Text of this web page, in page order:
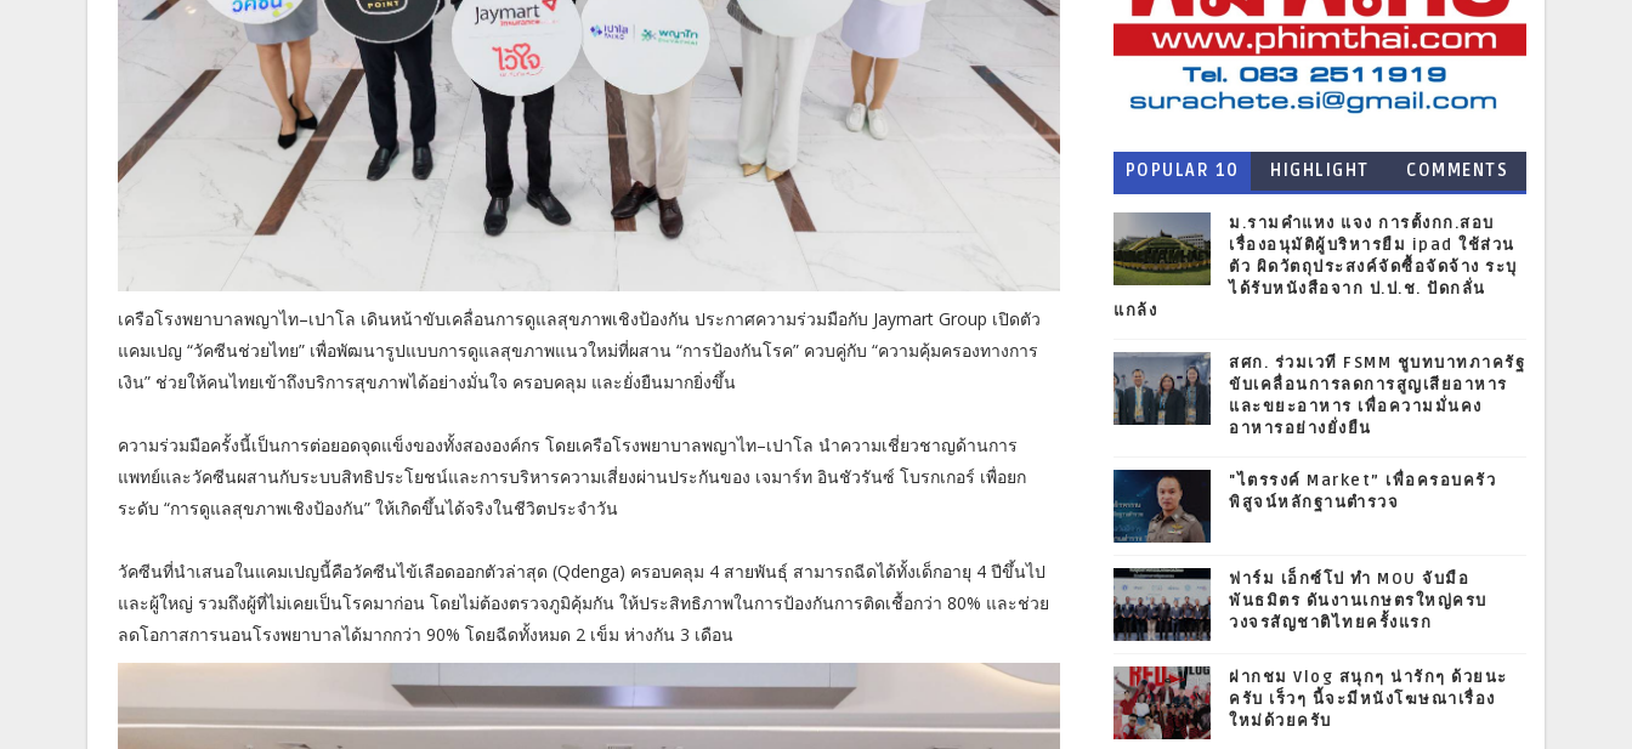
เครือโรงพยาบาลพญาไท–เปาโล เดินหน้าขับเคลื่อนการดูแลสุขภาพเชิงป้องกัน ประกาศความร่วมมือกับ Jaymart Group เปิดตัว
แคมเปญ “วัคซีนช่วยไทย” เพื่อพัฒนารูปแบบการดูแลสุขภาพแนวใหม่ที่ผสาน “การป้องกันโรค” ควบคู่กับ “ความคุ้มครองทางการ
เงิน” ช่วยให้คนไทยเข้าถึงบริการสุขภาพได้อย่างมั่นใจ ครอบคลุม และยั่งยืนมากยิ่งขึ้น
ความร่วมมือครั้งนี้เป็นการต่อยอดจุดแข็งของทั้งสององค์กร โดยเครือโรงพยาบาลพญาไท–เปาโล นำความเชี่ยวชาญด้านการ
แพทย์และวัคซีนผสานกับระบบสิทธิประโยชน์และการบริหารความเสี่ยงผ่านประกันของ เจมาร์ท อินชัวรันซ์ โบรกเกอร์ เพื่อยก
ระดับ “การดูแลสุขภาพเชิงป้องกัน” ให้เกิดขึ้นได้จริงในชีวิตประจำวัน
วัคซีนที่นำเสนอในแคมเปญนี้คือวัคซีนไข้เลือดออกตัวล่าสุด (Qdenga) ครอบคลุม 4 สายพันธุ์ สามารถฉีดได้ทั้งเด็กอายุ 4 ปีขึ้นไป
และผู้ใหญ่ รวมถึงผู้ที่ไม่เคยเป็นโรคมาก่อน โดยไม่ต้องตรวจภูมิคุ้มกัน ให้ประสิทธิภาพในการป้องกันการติดเชื้อกว่า 80% และช่วย
ลดโอกาสการนอนโรงพยาบาลได้มากกว่า 90% โดยฉีดทั้งหมด 2 เข็ม ห่างกัน 3 เดือน
POPULAR 10
HIGHLIGHT
COMMENTS
ม.รามคำแหง แจง การตั้งกก.สอบ
เรื่องอนุมัติผู้บริหารยืม ipad ใช้ส่วน
ตัว ผิดวัตถุประสงค์จัดซื้อจัดจ้าง ระบุ
ได้รับหนังสือจาก ป.ป.ช. ปัดกลั่น
แกล้ง
สศก. ร่วมเวที FSMM ชูบทบาทภาครัฐ
ขับเคลื่อนการลดการสูญเสียอาหาร
และขยะอาหาร เพื่อความมั่นคง
อาหารอย่างยั่งยืน
"ไตรรงค์ Market” เพื่อครอบครัว
พิสูจน์หลักฐานตำรวจ
ฟาร์ม เอ็กซ์โป ทำ MOU จับมือ
พันธมิตร ดันงานเกษตรใหญ่ครบ
วงจรสัญชาติไทยครั้งแรก
ฝากชม Vlog สนุกๆ น่ารักๆ ด้วยนะ
ครับ เร็วๆ นี้จะมีหนังโฆษณาเรื่อง
ใหม่ด้วยครับ